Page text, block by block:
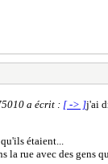
a écrit : [ -> ]j'ai
étaient...
rue avec des gens